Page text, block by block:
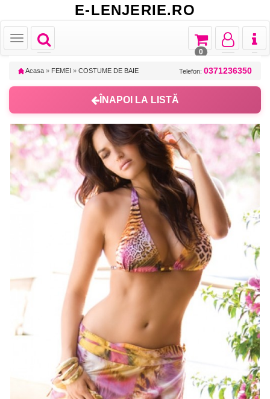
E-LENJERIE.RO
Toggle
navigation
Toggle
Toggle
navigation
Toggle
navigation
Toggle
navigation
0
Acasa » FEMEI » COSTUME DE BAIE Telefon: 0371236350
ÎNAPOI LA LISTĂ